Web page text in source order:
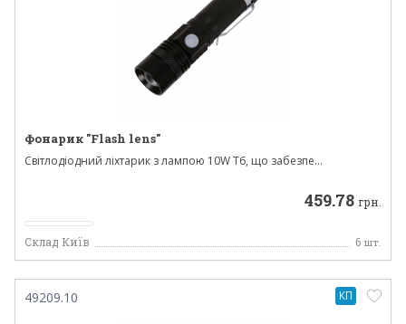
Фонарик "Flash lens"
Світлодіодний ліхтарик з лампою 10W T6, що забезпе...
459.78 грн.
Склад Київ 6 шт.
49209.10 КП